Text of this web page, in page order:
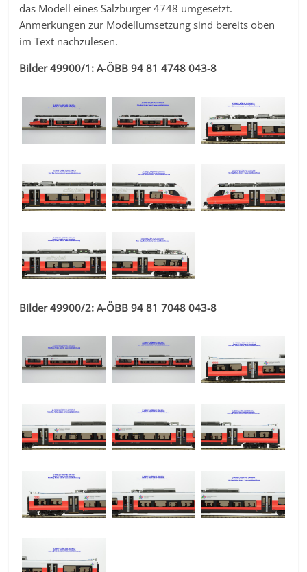
das Modell eines Salzburger 4748 umgesetzt.
Anmerkungen zur Modellumsetzung sind bereits oben
im Text nachzulesen.
Bilder 49900/1: A-ÖBB 94 81 4748 043-8
Bilder 49900/2: A-ÖBB 94 81 7048 043-8